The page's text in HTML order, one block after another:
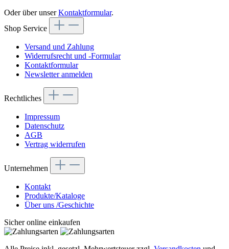
Oder über unserKontaktformular.
Shop Service
Versand und Zahlung
Widerrufsrecht und -Formular
Kontaktformular
Newsletter anmelden
Rechtliches
Impressum
Datenschutz
AGB
Vertrag widerrufen
Unternehmen
Kontakt
Produkte/Kataloge
Über uns /Geschichte
Sicher online einkaufen